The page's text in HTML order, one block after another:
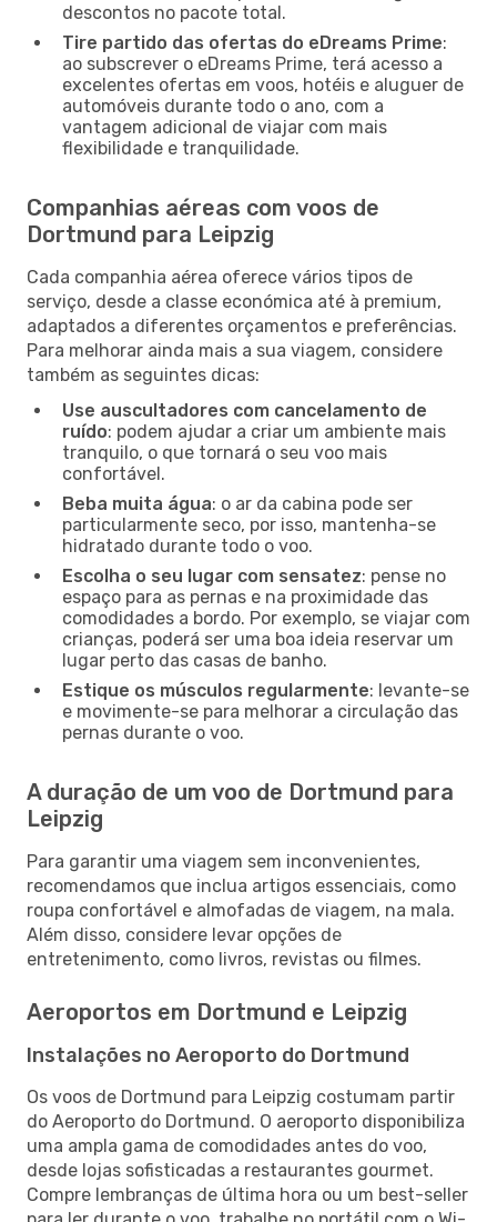
descontos no pacote total.
Tire partido das ofertas do eDreams Prime:
ao subscrever o eDreams Prime, terá acesso a
excelentes ofertas em voos, hotéis e aluguer de
automóveis durante todo o ano, com a
vantagem adicional de viajar com mais
flexibilidade e tranquilidade.
Companhias aéreas com voos de
Dortmund para Leipzig
Cada companhia aérea oferece vários tipos de
serviço, desde a classe económica até à premium,
adaptados a diferentes orçamentos e preferências.
Para melhorar ainda mais a sua viagem, considere
também as seguintes dicas:
Use auscultadores com cancelamento de
ruído: podem ajudar a criar um ambiente mais
tranquilo, o que tornará o seu voo mais
confortável.
Beba muita água: o ar da cabina pode ser
particularmente seco, por isso, mantenha-se
hidratado durante todo o voo.
Escolha o seu lugar com sensatez: pense no
espaço para as pernas e na proximidade das
comodidades a bordo. Por exemplo, se viajar com
crianças, poderá ser uma boa ideia reservar um
lugar perto das casas de banho.
Estique os músculos regularmente: levante-se
e movimente-se para melhorar a circulação das
pernas durante o voo.
A duração de um voo de Dortmund para
Leipzig
Para garantir uma viagem sem inconvenientes,
recomendamos que inclua artigos essenciais, como
roupa confortável e almofadas de viagem, na mala.
Além disso, considere levar opções de
entretenimento, como livros, revistas ou filmes.
Aeroportos em Dortmund e Leipzig
Instalações no Aeroporto do Dortmund
Os voos de Dortmund para Leipzig costumam partir
do Aeroporto do Dortmund. O aeroporto disponibiliza
uma ampla gama de comodidades antes do voo,
desde lojas sofisticadas a restaurantes gourmet.
Compre lembranças de última hora ou um best-seller